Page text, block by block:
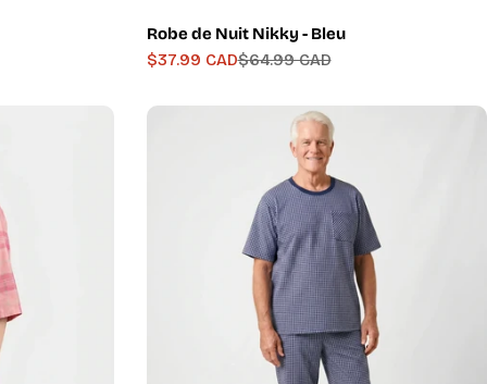
Robe de Nuit Nikky - Bleu
Prix
de
$37.99 CAD
Prix
régulier
$64.99 CAD